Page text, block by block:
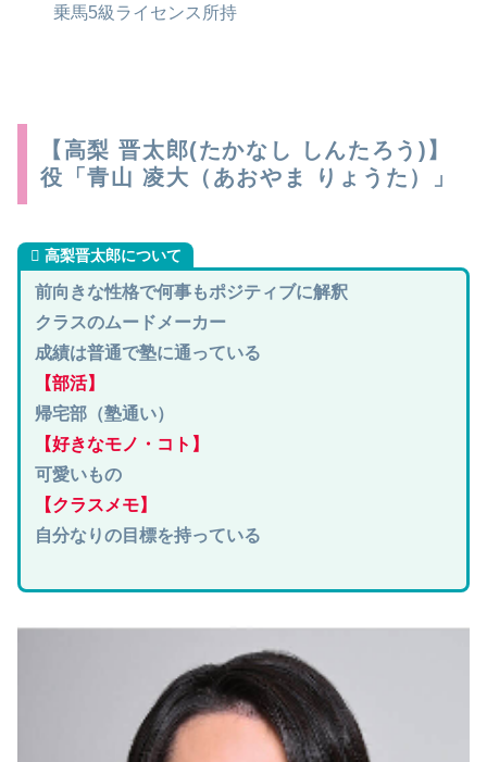
乗馬5級ライセンス所持
【高梨 晋太郎(たかなし しんたろう)】
役「青山 凌大（あおやま りょうた）」
高梨晋太郎について
前向きな性格で何事もポジティブに解釈
クラスのムードメーカー
成績は普通で塾に通っている
【部活】
帰宅部（塾通い）
【好きなモノ・コト】
可愛いもの
【クラスメモ】
自分なりの目標を持っている